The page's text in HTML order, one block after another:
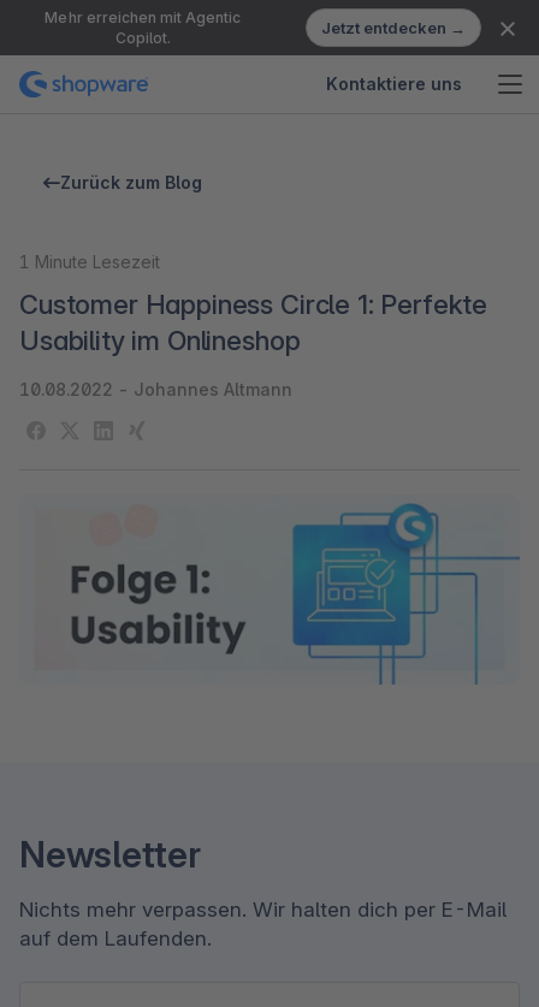
Mehr erreichen mit Agentic
Copilot.
Jetzt entdecken →
Kontaktiere uns
Zurück zum Blog
1 Minute Lesezeit
Customer Happiness Circle 1: Perfekte
Usability im Onlineshop
10.08.2022 - Johannes Altmann
Newsletter
Nichts mehr verpassen. Wir halten dich per E-Mail
auf dem Laufenden.